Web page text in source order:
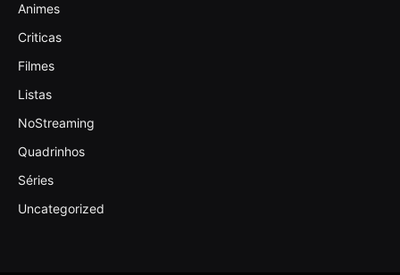
Animes
Criticas
Filmes
Listas
NoStreaming
Quadrinhos
Séries
Uncategorized